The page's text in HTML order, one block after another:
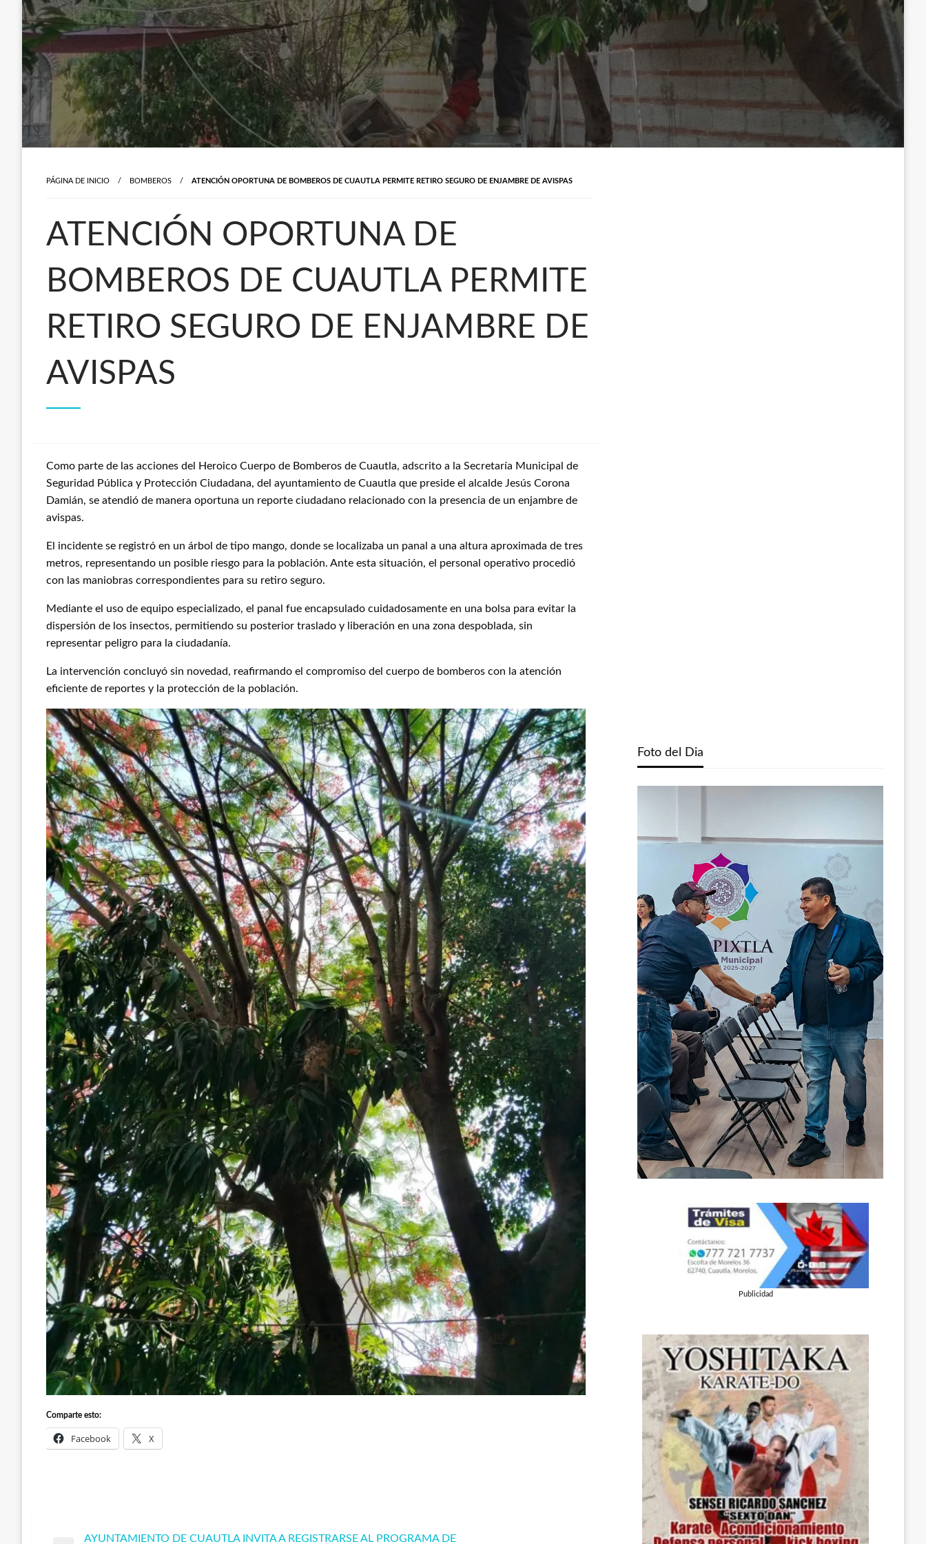
PÁGINA DE INICIO BOMBEROS ATENCIÓN OPORTUNA DE BOMBEROS DE CUAUTLA PERMITE RETIRO SEGURO DE ENJAMBRE DE AVISPAS
ATENCIÓN OPORTUNA DE
BOMBEROS DE CUAUTLA PERMITE
RETIRO SEGURO DE ENJAMBRE DE
AVISPAS
Como parte de las acciones del Heroico Cuerpo de Bomberos de Cuautla, adscrito a la Secretaría Municipal de
Seguridad Pública y Protección Ciudadana, del ayuntamiento de Cuautla que preside el alcalde Jesús Corona
Damián, se atendió de manera oportuna un reporte ciudadano relacionado con la presencia de un enjambre de
avispas.
El incidente se registró en un árbol de tipo mango, donde se localizaba un panal a una altura aproximada de tres
metros, representando un posible riesgo para la población. Ante esta situación, el personal operativo procedió
con las maniobras correspondientes para su retiro seguro.
Mediante el uso de equipo especializado, el panal fue encapsulado cuidadosamente en una bolsa para evitar la
dispersión de los insectos, permitiendo su posterior traslado y liberación en una zona despoblada, sin
representar peligro para la ciudadanía.
La intervención concluyó sin novedad, reafirmando el compromiso del cuerpo de bomberos con la atención
eficiente de reportes y la protección de la población.
Comparte esto:
Facebook X
AYUNTAMIENTO DE CUAUTLA INVITA A REGISTRARSE AL PROGRAMA DE
Foto del Dia
Publicidad